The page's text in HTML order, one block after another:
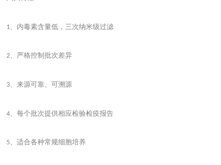
1 、内毒素含量低，三次纳米级过滤
2、严格控制批次差异
3 、来源可靠、可溯源
4 、每个批次提供相应检验检疫报告
5、适合各种常规细胞培养